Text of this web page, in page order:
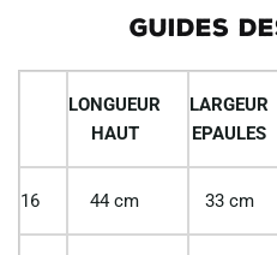
GUIDES
LONGUEUR
HAUT
LARGEUR
EPAULES
16 44 cm 33 cm